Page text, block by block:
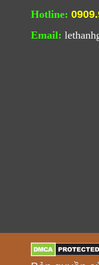
Hotline:
Email: